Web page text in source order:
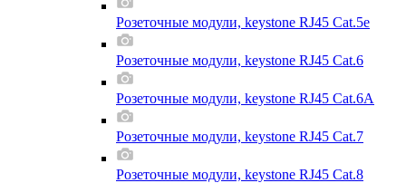
Розеточные модули, keystone RJ45 Cat.5e
Розеточные модули, keystone RJ45 Cat.6
Розеточные модули, keystone RJ45 Cat.6A
Розеточные модули, keystone RJ45 Cat.7
Розеточные модули, keystone RJ45 Cat.8